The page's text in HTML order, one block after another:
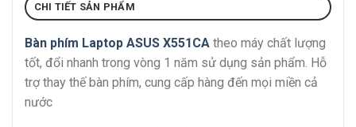
CHI TIẾT SẢN PHẨM
Bàn phím Laptop ASUS X551CA theo máy chất lượng
tốt, đổi nhanh trong vòng 1 năm sử dụng sản phẩm. Hỗ
trợ thay thế bàn phím, cung cấp hàng đến mọi miền cả
nước